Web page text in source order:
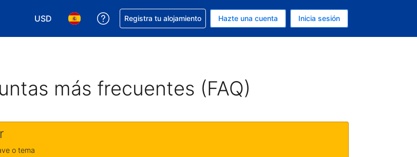
USD
Elegir tu moneda. Tu moneda actual es Dólar de EEUU
Elegir el idioma que prefieres. Tu idioma actual es Español
Obtener ayuda con la reserva
Registra tu alojamiento Hazte una cuenta Inicia sesión
más frecuentes (FAQ)
o tema